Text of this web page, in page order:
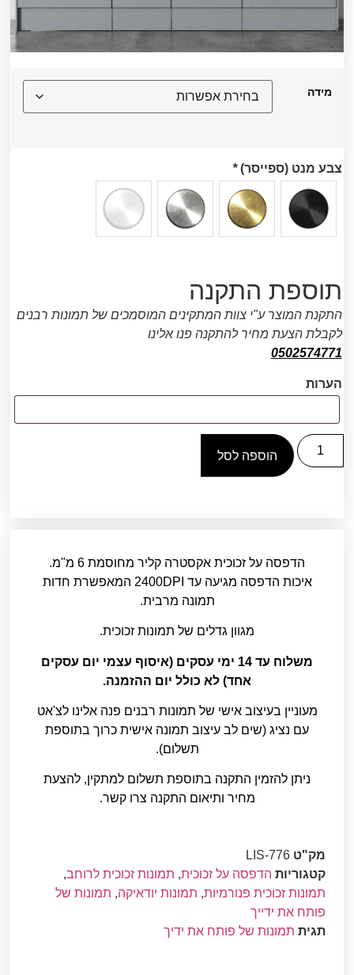
מידה
צבע מנט (ספייסר)*
תוספת התקנה
התקנת המוצר ע"י צוות המתקינים המוסמכים של תמונות רבנים
לקבלת הצעת מחיר להתקנה פנו אלינו
0502574771
הערות
הוספה לסל
הדפסה על זכוכית אקסטרה קליר מחוסמת 6 מ"מ.
איכות הדפסה מגיעה עד 2400DPI המאפשרת חדות
תמונה מרבית.
מגוון גדלים של תמונות זכוכית.
משלוח עד 14 ימי עסקים (איסוף עצמי יום עסקים
אחד) לא כולל יום ההזמנה.
מעוניין בעיצוב אישי של תמונות רבנים פנה אלינו לצ'אט
עם נציג (שים לב עיצוב תמונה אישית כרוך בתוספת
תשלום).
ניתן להזמין התקנה בתוספת תשלום למתקין, להצעת
מחיר ותיאום התקנה צרו קשר.
מק"טLIS-776
קטגוריות הדפסה על זכוכית, תמונות זכוכית לרוחב,
תמונות זכוכית פנורמיות, תמונות יודאיקה, תמונות של
פותח את ידייך
תגית תמונות של פותח את ידיך